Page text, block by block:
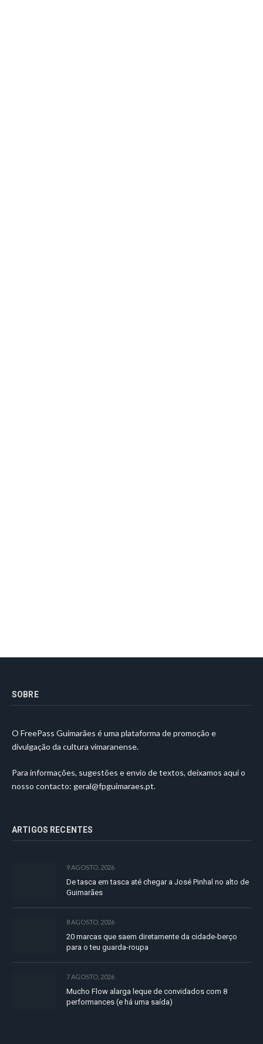
SOBRE
O FreePass Guimarães é uma plataforma de promoção e
divulgação da cultura vimaranense.
Para informações, sugestões e envio de textos, deixamos aqui o
nosso contacto: geral@fpguimaraes.pt.
ARTIGOS RECENTES
9 AGOSTO, 2026
De tasca em tasca até chegar a José Pinhal no alto de
Guimarães
8 AGOSTO, 2026
20 marcas que saem diretamente da cidade-berço
para o teu guarda-roupa
7 AGOSTO, 2026
Mucho Flow alarga leque de convidados com 8
performances (e há uma saída)